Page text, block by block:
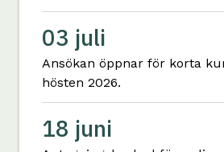
03 juli
Ansökan öppnar för korta
hösten 2026.
18 juni